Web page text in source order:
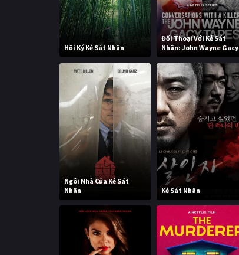
Hồi Ký Kẻ Sát Nhân
Đối Thoại Với Kẻ Sát
Nhân: John Wayne Gacy
Ngôi Nhà Của Kẻ Sát
Nhân
Kẻ Sát Nhân